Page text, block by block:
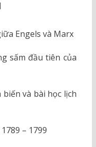
Engels và Marx
sấm đầu tiên của
biến và bài học lịch
– 1799